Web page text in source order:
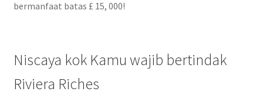
bermanfaat batas £ 15, 000!
Niscaya kok Kamu wajib bertindak
Riviera Riches